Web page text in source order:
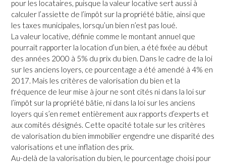
pour les locataires, puisque la valeur locative sert aussi à
calculer l’assiette de l’impôt sur la propriété bâtie, ainsi que
les taxes municipales, lorsqu’un bien n’est pas loué.
La valeur locative, définie comme le montant annuel que
pourrait rapporter la location d’un bien, a été fixée au début
des années 2000 à 5% du prix du bien. Dans le cadre de la loi
sur les anciens loyers, ce pourcentage a été amendé à 4% en
2017. Mais les critères de valorisation du bien et la
fréquence de leur mise à jour ne sont cités ni dans la loi sur
l’impôt sur la propriété bâtie, ni dans la loi sur les anciens
loyers qui s’en remet entièrement aux rapports d’experts et
aux comités désignés. Cette opacité totale sur les critères
de valorisation du bien immobilier engendre une disparité des
valorisations et une inflation des prix.
Au-delà de la valorisation du bien, le pourcentage choisi pour